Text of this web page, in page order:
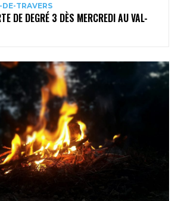
TRAVERS
DE DEGRÉ 3 DÈS MERCREDI AU VAL-